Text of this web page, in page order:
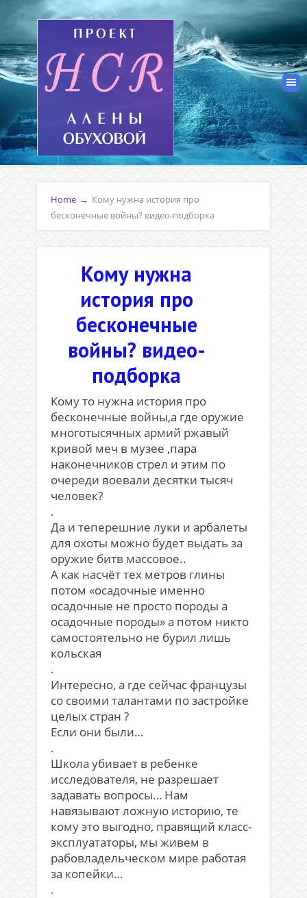
Home → Кому нужна история про
бесконечные войны? видео-подборка
Кому нужна
история про
бесконечные
войны? видео-
подборка
Кому то нужна история про
бесконечные войны,а где оружие
многотысячных армий ржавый
кривой меч в музее ,пара
наконечников стрел и этим по
очереди воевали десятки тысяч
человек?
.
Да и теперешние луки и арбалеты
для охоты можно будет выдать за
оружие битв массовое..
А как насчёт тех метров глины
потом «осадочные именно
осадочные не просто породы а
осадочные породы» а потом никто
самостоятельно не бурил лишь
кольская
.
Интересно, а где сейчас французы
со своими талантами по застройке
целых стран ?
Если они были…
.
Школа убивает в ребенке
исследователя, не разрешает
задавать вопросы… Нам
навязывают ложную историю, те
кому это выгодно, правящий класс-
эксплуататоры, мы живем в
рабовладельческом мире работая
за копейки…
.